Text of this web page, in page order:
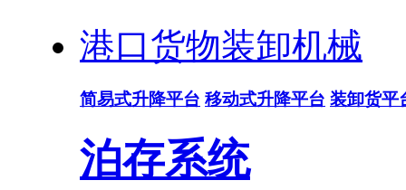
港口货物装卸机械
简易式升降平台 移动式升降平台 装卸货平
泊存系统